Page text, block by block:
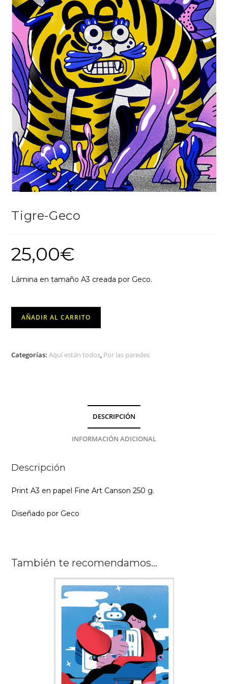
Tigre-Geco
25,00€
Lámina en tamaño A3 creada por Geco.
Tigre-
AÑADIR AL CARRITO
Categorías:Aquí están todos, Por las paredes
DESCRIPCIÓN
INFORMACIÓN ADICIONAL
Descripción
Print A3 en papel Fine Art Canson 250 g.
Diseñado por Geco
También te recomendamos…